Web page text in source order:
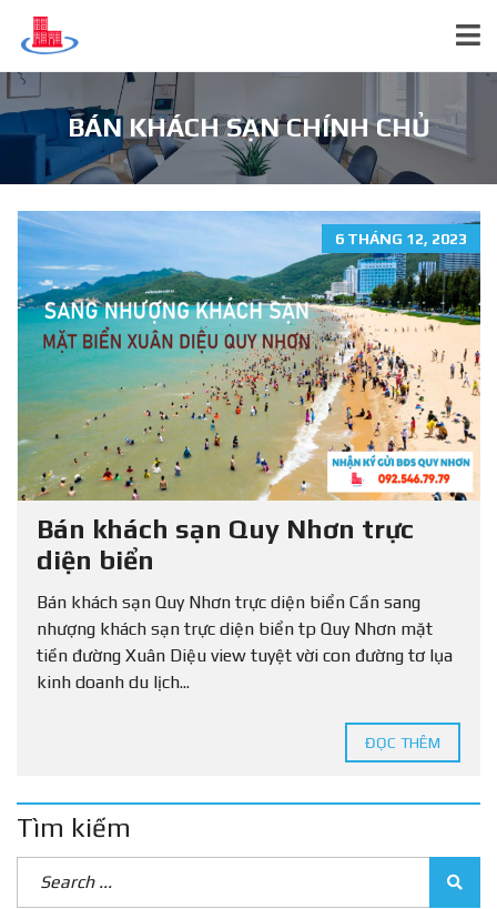
BÁN KHÁCH SẠN CHÍNH CHỦ
6 THÁNG 12, 2023
Bán khách sạn Quy Nhơn trực
diện biển
Bán khách sạn Quy Nhơn trực diện biển Cần sang
nhượng khách sạn trực diện biển tp Quy Nhơn mặt
tiền đường Xuân Diệu view tuyệt vời con đường tơ lụa
kinh doanh du lịch...
ĐỌC THÊM
Tìm kiếm